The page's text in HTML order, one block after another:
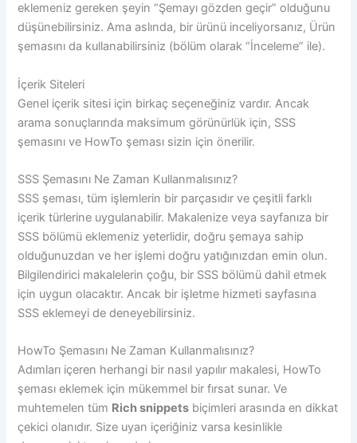
eklemeniz gereken şeyin “Şemayı gözden geçir” olduğunu
düşünebilirsiniz. Ama aslında, bir ürünü inceliyorsanız, Ürün
şemasını da kullanabilirsiniz (bölüm olarak “İnceleme” ile).
İçerik Siteleri
Genel içerik sitesi için birkaç seçeneğiniz vardır. Ancak
arama sonuçlarında maksimum görünürlük için, SSS
şemasını ve HowTo şeması sizin için önerilir.
SSS Şemasını Ne Zaman Kullanmalısınız?
SSS şeması, tüm işlemlerin bir parçasıdır ve çeşitli farklı
içerik türlerine uygulanabilir. Makalenize veya sayfanıza bir
SSS bölümü eklemeniz yeterlidir, doğru şemaya sahip
olduğunuzdan ve her işlemi doğru yatığınızdan emin olun.
Bilgilendirici makalelerin çoğu, bir SSS bölümü dahil etmek
için uygun olacaktır. Ancak bir işletme hizmeti sayfasına
SSS eklemeyi de deneyebilirsiniz.
HowTo Şemasını Ne Zaman Kullanmalısınız?
Adımları içeren herhangi bir nasıl yapılır makalesi, HowTo
şeması eklemek için mükemmel bir fırsat sunar. Ve
muhtemelen tüm Rich snippets biçimleri arasında en dikkat
çekici olanıdır. Size uyan içeriğiniz varsa kesinlikle